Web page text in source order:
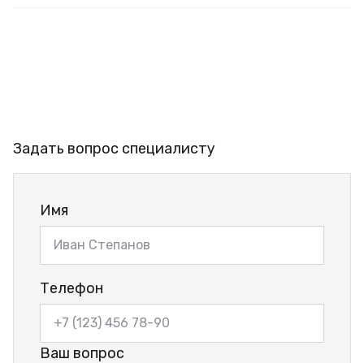
Задать вопрос специалисту
Имя
Телефон
Ваш вопрос